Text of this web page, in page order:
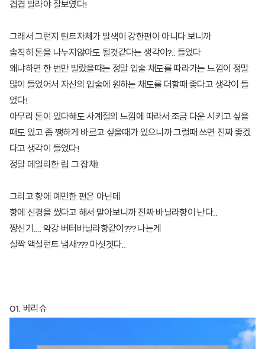
겹겹 발라야 잘보였다!
그래서 그런지 틴트자체가 발색이 강한편이 아니다 보니까
솔직히 톤을 나누지않아도 될것같다는 생각이?.. 들었다
왜냐하면 한 번만 발랐을때는 정말 입술 채도를 따라가는 느낌이 정말
많이 들었어서 자신의 입술에 원하는 채도를 더할때 좋다고 생각이 들
었다!
아무리 톤이 있다해도 사계절의 느낌에 따라서 조금 다운 시키고 싶을
때도 있고 좀 쨍하게 바르고 싶을때가 있으니까 그럴때 쓰면 진짜 좋겠
다고 생각이 들었다!
정말 데일리한 립 그 잡채!
그리고 향에 예민한 편은 아닌데
향에 신경을 썼다고 해서 맡아보니까 진짜 바닐라향이 난다..
짱신기.... 약강 버터바닐라향같이??? 나는게
살짝 액설런트 냄새??? 마싯겟다..
01. 베리슈